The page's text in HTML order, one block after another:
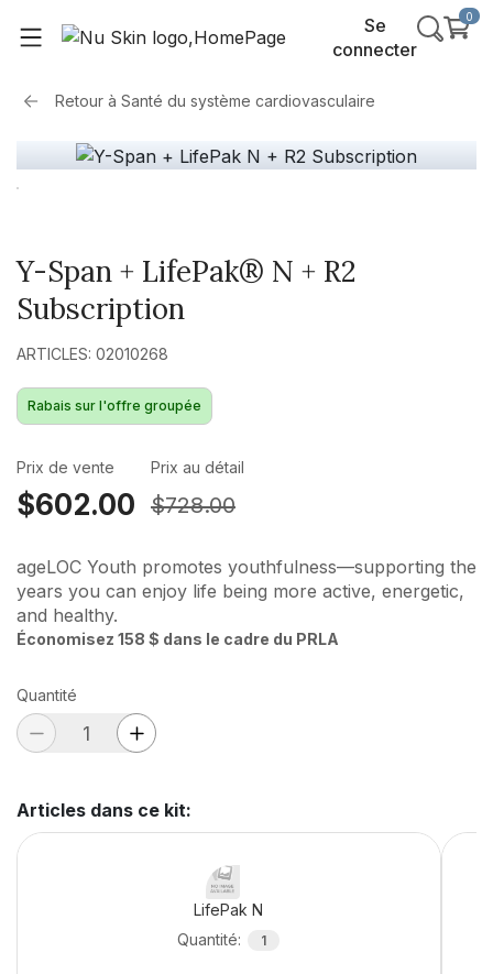
Se
connecter
0
Retour à Santé du système cardiovasculaire
Y-Span + LifePak® N + R2
Subscription
ARTICLES: 02010268
Rabais sur l'offre groupée
Prix de vente
$602.00
Prix au détail
$728.00
ageLOC Youth promotes youthfulness—supporting the
years you can enjoy life being more active, energetic,
and healthy.
Économisez 158 $ dans le cadre du PRLA
Quantité
Articles dans ce kit:
LifePak N
Quantité: 1